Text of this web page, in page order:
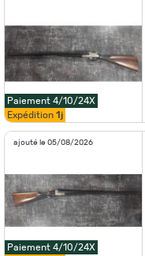
Paiement 4/10/24X
Expédition 1j
ajouté le 05/08/2026
Paiement 4/10/24X